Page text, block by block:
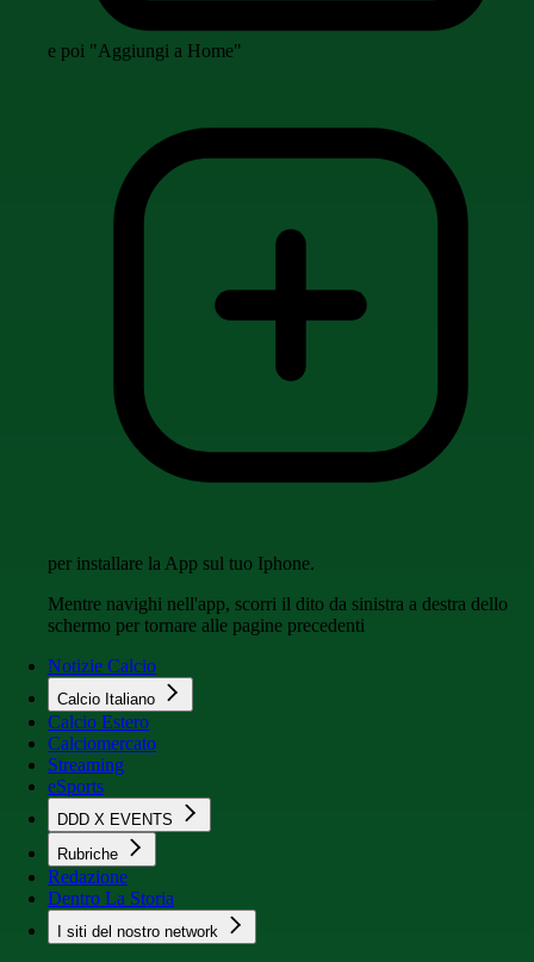
e poi "Aggiungi a Home"
per installare la App sul tuo Iphone.
Mentre navighi nell'app, scorri il dito da sinistra a destra dello
schermo per tornare alle pagine precedenti
Notizie Calcio
Calcio Italiano
Calcio Estero
Calciomercato
Streaming
eSports
DDD X EVENTS
Rubriche
Redazione
Dentro La Storia
I siti del nostro network